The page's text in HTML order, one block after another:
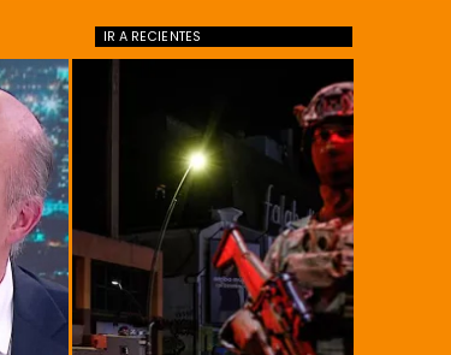
IR A RECIENTES